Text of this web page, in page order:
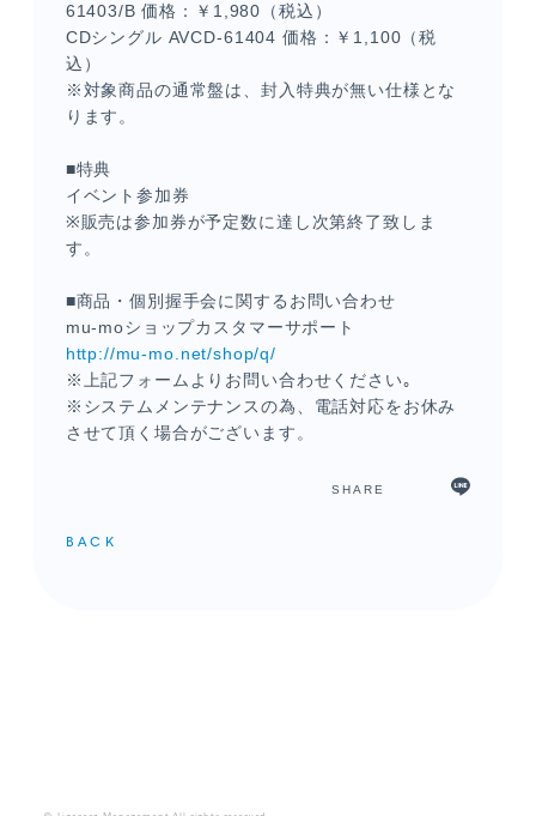
61403/B価格：￥ 1,980 （税込）
CDシングル AVCD-61404 価格：￥ 1,100 （税
込）
※対象商品の通常盤は、封入特典が無い仕様とな
ります。
■特典
イベント参加券
※販売は参加券が予定数に達し次第終了致しま
す。
■商品・個別握手会に関するお問い合わせ
mu-moショップカスタマーサポート
http://mu-mo.net/shop/q/
※上記フォームよりお問い合わせください｡
※システムメンテナンスの為、電話対応をお休み
させて頂く場合がございます。
SHARE
BACK